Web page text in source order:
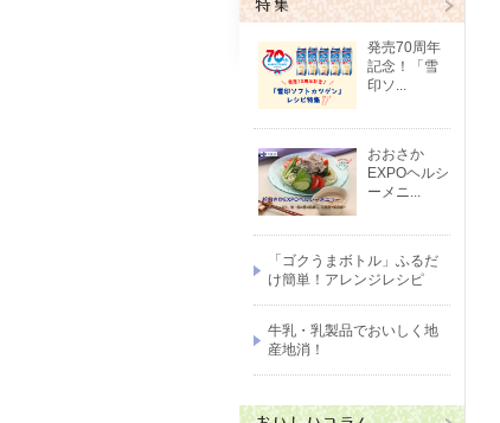
発売70周年
記念！「雪
印ソ...
おおさか
EXPOヘルシ
ーメニ...
「ゴクうまボトル」ふるだ
け簡単！アレンジレシピ
牛乳・乳製品でおいしく地
産地消！